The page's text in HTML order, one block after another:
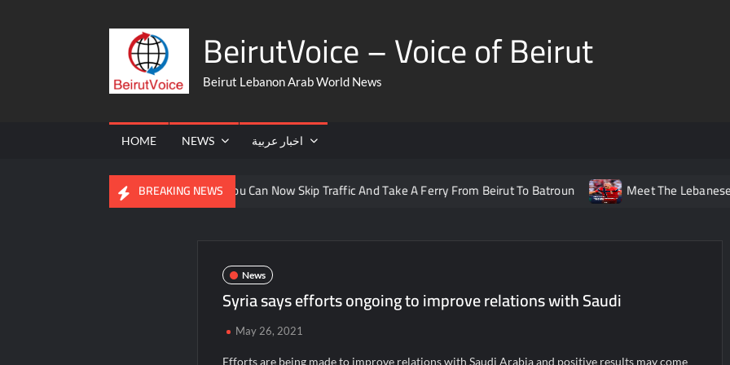
BeirutVoice – Voice of Beirut
Beirut Lebanon Arab World News
HOME NEWS اخبار عربية
BREAKING NEWS
The United States You Can Now Skip Traffic And Take A Ferry From Beirut To Batroun Meet The Lebanese Helping
News
Syria says efforts ongoing to improve relations with Saudi
May 26, 2021
Efforts are being made to improve relations with Saudi Arabia and positive results may come